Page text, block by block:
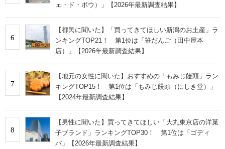
ェ・ド・ボウ）」【2026年最新調査結果】
6
【都民に聞いた】「買ってきてほしい新潟のお土産」ラ
ンキングTOP21！ 第1位は「笹だんご（田中屋本
店）」【2026年最新調査結果】
7
【地元の女性に聞いた】おすすめの「もみじ饅頭」ラン
キングTOP15！ 第1位は「もみじ饅頭（にしき堂）」
【2024年最新調査結果】
8
【男性に聞いた】買ってきてほしい「大丸東京店の洋菓
子ブランド」ランキングTOP30！ 第1位は「ゴディ
バ」【2026年最新調査結果】